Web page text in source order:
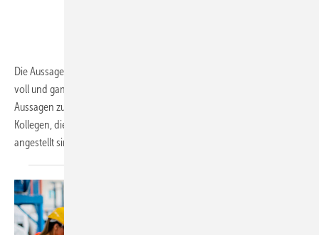
Die Aussagen des Autors zur arbeitsmedizinischen Vorsorge teile ich
voll und ganz und beziehe mich mit dieser Zuschrift besonders auf die
Aussagen zu „Aufklärung und Beratung“. Bei Umfragen im Kreis von
Kollegen, die nicht in einem Unternehmen fest als Betriebsarzt
angestelltsind...